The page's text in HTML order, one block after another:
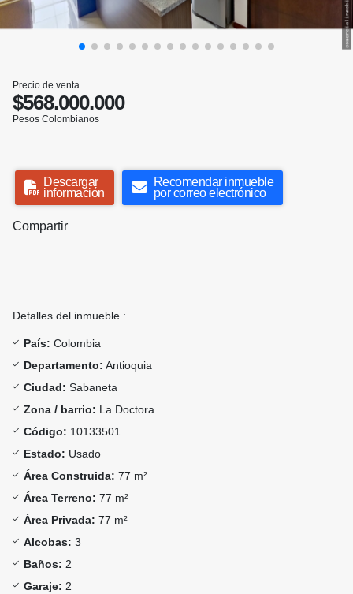
Precio de venta
$568.000.000
Pesos Colombianos
Descargar
información
Recomendar inmueble
por correo electrónico
Compartir
Detalles del inmueble :
País: Colombia
Departamento: Antioquia
Ciudad: Sabaneta
Zona / barrio: La Doctora
Código: 10133501
Estado: Usado
Área Construida: 77 m²
Área Terreno: 77 m²
Área Privada: 77 m²
Alcobas: 3
Baños: 2
Garaje: 2